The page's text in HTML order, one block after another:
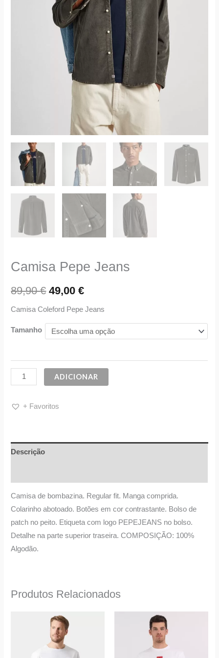
Camisa Pepe Jeans
89,90€ 49,00€
Camisa Coleford Pepe Jeans
Tamanho
ADICIONAR
+ Favoritos
Descrição
Camisa de bombazina. Regular fit. Manga comprida.
Colarinho abotoado. Botões em cor contrastante. Bolso de
patch no peito. Etiqueta com logo PEPEJEANS no bolso.
Detalhe na parte superior traseira. COMPOSIÇÃO: 100%
Algodão.
Produtos Relacionados
preço
original
45,00 €.
O
preço
atual
é:
24,00 €.
preço
original
39,90 €.
O
preço
atual
é:
29,90 €.